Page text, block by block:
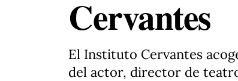
Cervantes
El Instituto Cervantes
del actor, director de